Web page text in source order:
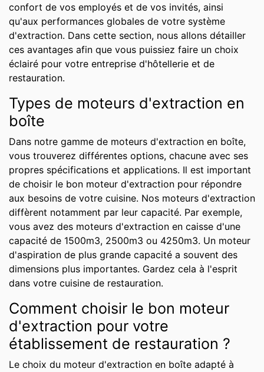
confort de vos employés et de vos invités, ainsi
qu'aux performances globales de votre système
d'extraction. Dans cette section, nous allons détailler
ces avantages afin que vous puissiez faire un choix
éclairé pour votre entreprise d'hôtellerie et de
restauration.
Types de moteurs d'extraction en
boîte
Dans notre gamme de moteurs d'extraction en boîte,
vous trouverez différentes options, chacune avec ses
propres spécifications et applications. Il est important
de choisir le bon moteur d'extraction pour répondre
aux besoins de votre cuisine. Nos moteurs d'extraction
diffèrent notamment par leur capacité. Par exemple,
vous avez des moteurs d'extraction en caisse d'une
capacité de 1500m3, 2500m3 ou 4250m3. Un moteur
d'aspiration de plus grande capacité a souvent des
dimensions plus importantes. Gardez cela à l'esprit
dans votre cuisine de restauration.
Comment choisir le bon moteur
d'extraction pour votre
établissement de restauration ?
Le choix du moteur d'extraction en boîte adapté à